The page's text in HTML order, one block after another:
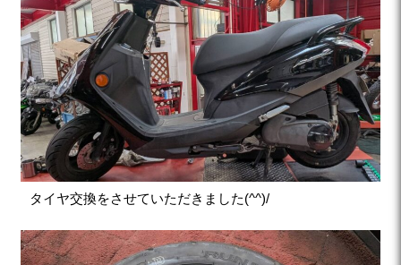
タイヤ交換をさせていただきました(^^)/